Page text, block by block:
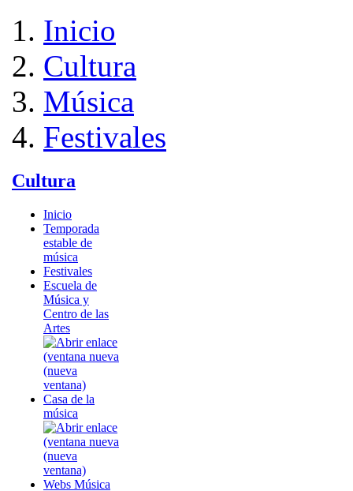
Inicio
Cultura
Música
Festivales
Cultura
Inicio
Temporada
estable de
música
Festivales
Escuela de
Música y
Centro de las
Artes
Casa de la
música
Webs Música